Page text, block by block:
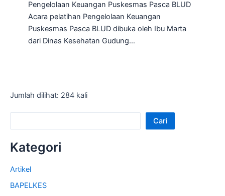
Pengelolaan Keuangan Puskesmas Pasca BLUD
Acara pelatihan Pengelolaan Keuangan
Puskesmas Pasca BLUD dibuka oleh Ibu Marta
dari Dinas Kesehatan Gudung…
Jumlah dilihat: 284 kali
Cari
Kategori
Artikel
BAPELKES